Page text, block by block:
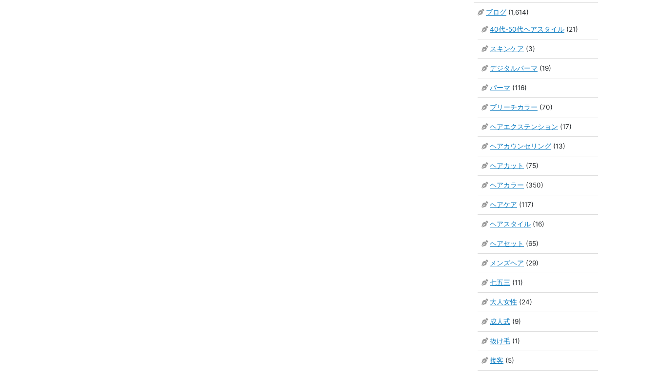
ブログ (1,614)
40代-50代ヘアスタイル (21)
スキンケア (3)
デジタルパーマ (19)
パーマ (116)
ブリーチカラー (70)
ヘアエクステンション (17)
ヘアカウンセリング (13)
ヘアカット (75)
ヘアカラー (350)
ヘアケア (117)
ヘアスタイル (16)
ヘアセット (65)
メンズヘア (29)
七五三 (11)
大人女性 (24)
成人式 (9)
抜け毛 (1)
接客 (5)